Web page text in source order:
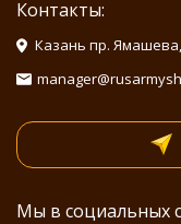
Контакты:
Казань пр. Ямашева,
Мы в социальных